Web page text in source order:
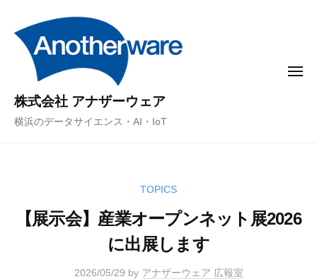
株式会社 アナザーウェア
横浜のデータサイエンス・AI・IoT
メ
TOPICS
【展示会】産業オープンネット展2026
に出展します
2026/05/29 by アナザーウェア 広報室